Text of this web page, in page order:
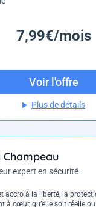
7,99€/mois
Voir l'offre
Plus de détails
Champeau
expert en sécurité
accro à la liberté, la
à cœur, qu’elle soit réelle